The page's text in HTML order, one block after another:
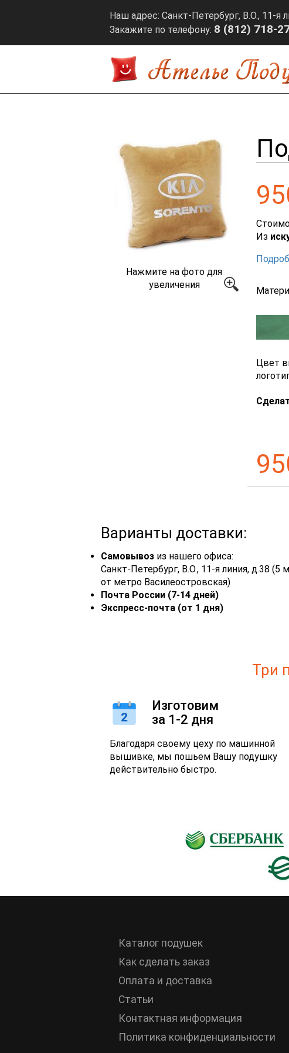
Наш адрес: Санкт-Петербург, В.О., 11-я
Закажите по телефону: 8 (812) 718-
Нажмите на фото для
увеличения
Из
Цвет
Варианты доставки:
Самовывоз из нашего офиса:
Санкт-Петербург, В.О., 11-я линия, д.38
от метро Василеостровская)
Почта России (7-14 дней)
Экспресс-почта (от 1 дня)
Три
Изготовим
за 1-2 дня
Благодаря своему цеху по машинной
вышивке, мы пошьем Вашу подушку
действительно быстро.
Каталог подушек
Как сделать заказ
Оплата и доставка
Статьи
Контактная информация
Политика конфиденциальности